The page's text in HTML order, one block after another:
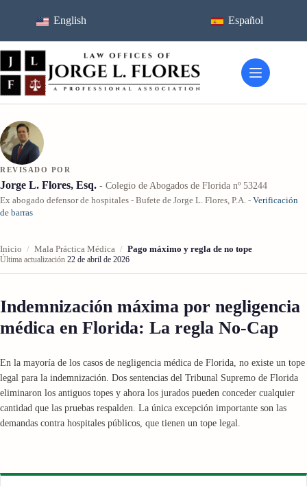
contenido
English Español
REVISADO POR
Jorge L. Flores, Esq. - Colegio de Abogados de Florida nº 53244
Ex abogado defensor de hospitales - Bufete de Jorge L. Flores, P.A. - Verificación
de barras
Inicio / Mala Práctica Médica / Pago máximo y regla de no tope
Última actualización 22 de abril de 2026
Indemnización máxima por negligencia
médica en Florida: La regla No-Cap
En la mayoría de los casos de negligencia médica de Florida, no existe un tope
legal para la indemnización. Dos sentencias del Tribunal Supremo de Florida
eliminaron los antiguos topes y ahora los jurados pueden conceder cualquier
cantidad que las pruebas respalden. La única excepción importante son las
demandas contra hospitales públicos, que tienen un tope legal.